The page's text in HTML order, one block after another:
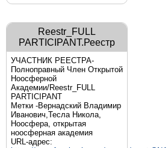
Reestr_FULL
PARTICIPANT.Реестр
УЧАСТНИК РЕЕСТРА-
Полноправный Член Открытой
Ноосферной
Академии/Reestr_FULL
PARTICIPANT
Метки -Вернадский Владимир
Иванович,Тесла Никола,
Ноосфера, открытая
ноосферная академия
URL-адрес: